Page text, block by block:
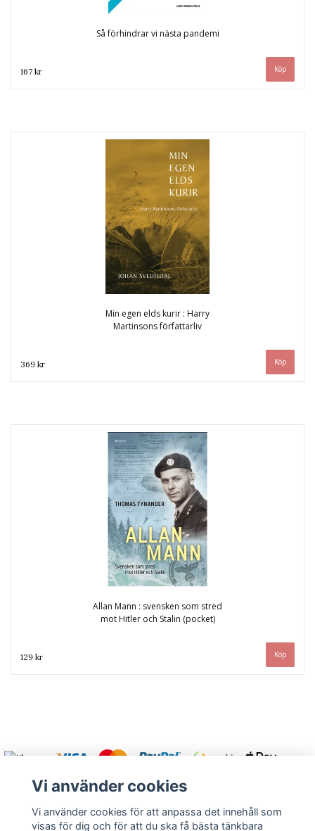
Så förhindrar vi nästa pandemi
167 kr
Min egen elds kurir : Harry
Martinsons författarliv
369 kr
Allan Mann : svensken som stred
mot Hitler och Stalin (pocket)
129 kr
Vi använder cookies
Vi använder cookies för att anpassa det innehåll som
visas för dig och för att du ska få bästa tänkbara